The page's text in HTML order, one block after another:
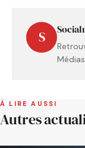
S
À LIRE AUSSI
Autres